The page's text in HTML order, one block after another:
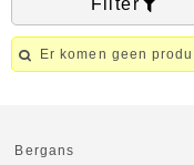
Er komen geen
Bergans